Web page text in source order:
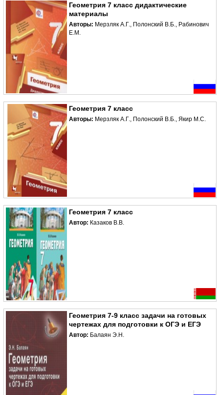
Геометрия 7 класс дидактические
материалы
Авторы: Мерзляк А.Г., Полонский В.Б., Рабинович
Е.М.
Геометрия 7 класс
Авторы: Мерзляк А.Г., Полонский В.Б., Якир М.С.
Геометрия 7 класс
Автор: Казаков В.В.
Геометрия 7-9 класс задачи на готовых
чертежах для подготовки к ОГЭ и ЕГЭ
Автор: Балаян Э.Н.